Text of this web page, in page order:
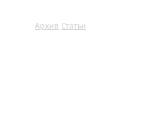
Архив Статьи